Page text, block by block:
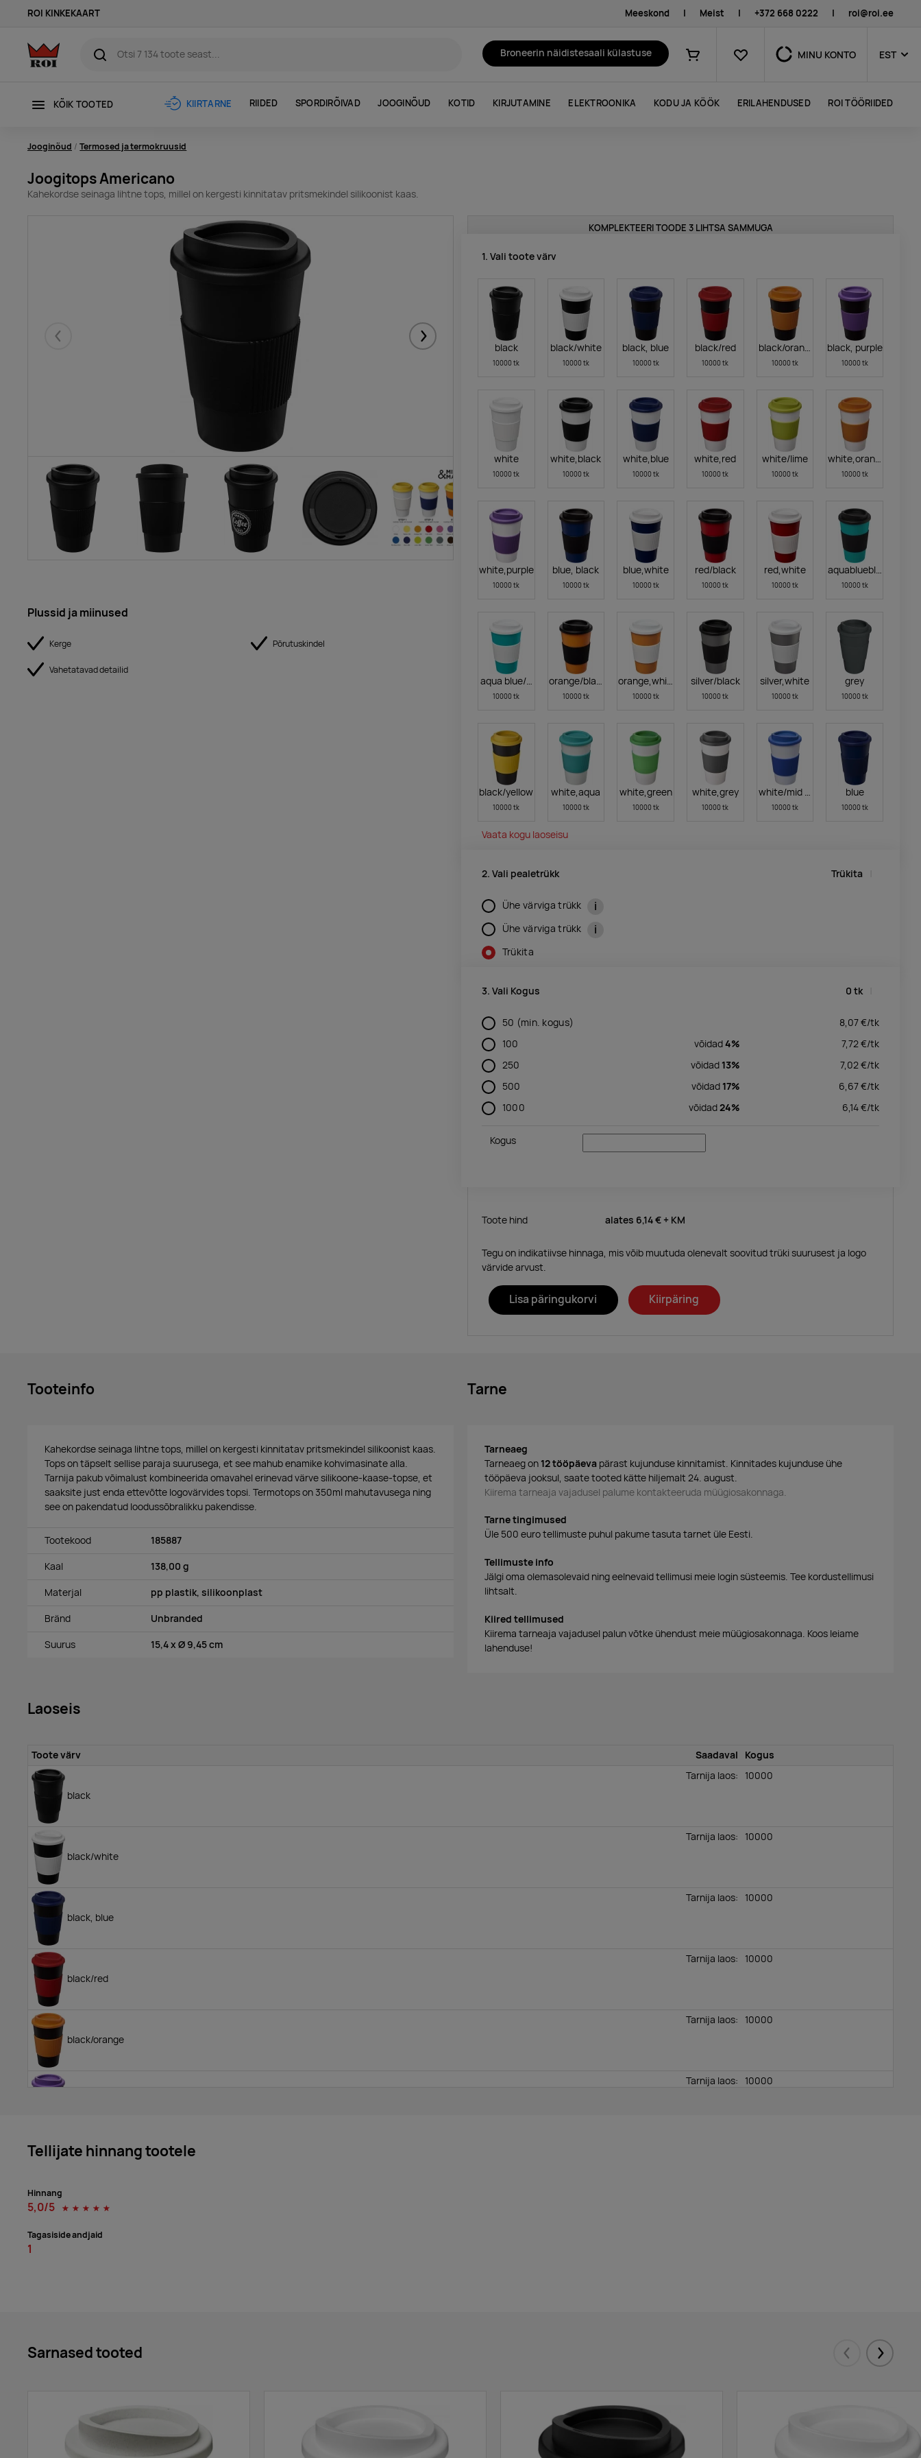
ROI KINKEKAART Meeskond | Meist | +372 668 0222 | roi@roi.ee
Broneerin näidistesaali külastuse
Ostukorv
Lemmikud MINU KONTO EST
KÕIK TOOTED KIIRTARNE RIIDED SPORDIRÕIVAD JOOGINÕUD KOTID KIRJUTAMINE ELEKTROONIKA KODU JA KÖÖK ERILAHENDUSED ROI TÖÖRIIDED
Jooginõud Termosed ja termokruusid
Joogitops Americano
Kahekordse seinaga lihtne tops, millel on kergesti kinnitatav pritsmekindel silikoonist kaas.
Eelmised Järgmised
Plussid ja miinused
Kerge Põrutuskindel
Vahetatavad detailid
KOMPLEKTEERI TOODE 3 LIHTSA SAMMUGA
1. Vali toote värv
black
10000 tk
black/white
10000 tk
black, blue
10000 tk
black/red
10000 tk
black/orange
10000 tk
black, purple
10000 tk
white
10000 tk
white,black
10000 tk
white,blue
10000 tk
white,red
10000 tk
white/lime
10000 tk
white,orange
10000 tk
white,purple
10000 tk
blue, black
10000 tk
blue,white
10000 tk
red/black
10000 tk
red,white
10000 tk
aquablueblack
10000 tk
aqua blue/white
10000 tk
orange/black
10000 tk
orange,white
10000 tk
silver/black
10000 tk
silver,white
10000 tk
grey
10000 tk
black/yellow
10000 tk
white,aqua
10000 tk
white,green
10000 tk
white,grey
10000 tk
white/mid blue
10000 tk
blue
10000 tk
Vaata kogu laoseisu
2. Vali pealetrükk Trükita
Ühe värviga trükk i
Ühe värviga trükk i
Trükita
3. Vali Kogus 0 tk
50 (min. kogus) 8,07€/tk
100
võidad4% 7,72€/tk
250
võidad 13% 7,02€/tk
500
võidad 17% 6,67€/tk
1000
võidad 24% 6,14€/tk
Kogus
Toote hind alates 6,14 € + KM
Tegu on indikatiivse hinnaga, mis võib muutuda olenevalt soovitud trüki suurusest ja logo
värvide arvust.
Lisa päringukorvi Kiirpäring
Tooteinfo
Kahekordse seinaga lihtne tops, millel on kergesti kinnitatav pritsmekindel silikoonist kaas.
Tops on täpselt sellise paraja suurusega, et see mahub enamike kohvimasinate alla.
Tarnija pakub võimalust kombineerida omavahel erinevad värve silikoone-kaase-topse, et
saaksite just enda ettevõtte logovärvides topsi. Termotops on 350ml mahutavusega ning
see on pakendatud loodussõbralikku pakendisse.
Tootekood 185887
Kaal 138,00 g
Materjal pp plastik, silikoonplast
Bränd Unbranded
Suurus 15,4 x Ø 9,45 cm
Tarne
Tarneaeg
Tarneaeg on 12 tööpäeva pärast kujunduse kinnitamist. Kinnitades kujunduse ühe
tööpäeva jooksul, saate tooted kätte hiljemalt 24. august.
Kiirema tarneaja vajadusel palume kontakteeruda müügiosakonnaga.
Tarne tingimused
Üle 500 euro tellimuste puhul pakume tasuta tarnet üle Eesti.
Tellimuste info
Jälgi oma olemasolevaid ning eelnevaid tellimusi meie login süsteemis. Tee kordustellimusi
lihtsalt.
Kiired tellimused
Kiirema tarneaja vajadusel palun võtke ühendust meie müügiosakonnaga. Koos leiame
lahenduse!
Laoseis
Toote värv Saadaval Kogus
black
Tarnija laos: 10000
black/white
Tarnija laos: 10000
black, blue
Tarnija laos: 10000
black/red
Tarnija laos: 10000
black/orange
Tarnija laos: 10000
Tarnija laos: 10000
white,red
Tellijate hinnang tootele
Hinnang
5,0/5 ☆
☆
☆
☆
☆
Tagasiside andjaid
1
Sarnased tooted Eelmised